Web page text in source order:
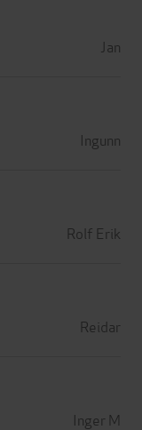
Jan
Ingunn
Rolf Erik
Reidar
Inger M